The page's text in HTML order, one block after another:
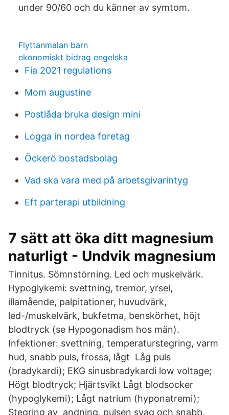
under 90/60 och du känner av symtom.
Flyttanmalan barn
ekonomiskt bidrag engelska
Fia 2021 regulations
Mom augustine
Postlåda bruka design mini
Logga in nordea foretag
Öckerö bostadsbolag
Vad ska vara med på arbetsgivarintyg
Eft parterapi utbildning
7 sätt att öka ditt magnesium
naturligt - Undvik magnesium
Tinnitus. Sömnstörning. Led och muskelvärk.
Hypoglykemi: svettning, tremor, yrsel,
illamående, palpitationer, huvudvärk,
led-/muskelvärk, bukfetma, benskörhet, höjt
blodtryck (se Hypogonadism hos män).
Infektioner: svettning, temperaturstegring, varm
hud, snabb puls, frossa, lågt Låg puls
(bradykardi); EKG sinusbradykardi low voltage;
Högt blodtryck; Hjärtsvikt Lågt blodsocker
(hypoglykemi); Lågt natrium (hyponatremi);
Stegring av andning, pulsen svag och snabb,